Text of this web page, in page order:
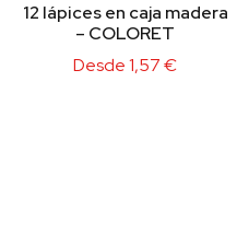
12 lápices en caja madera
– COLORET
Desde1,57€